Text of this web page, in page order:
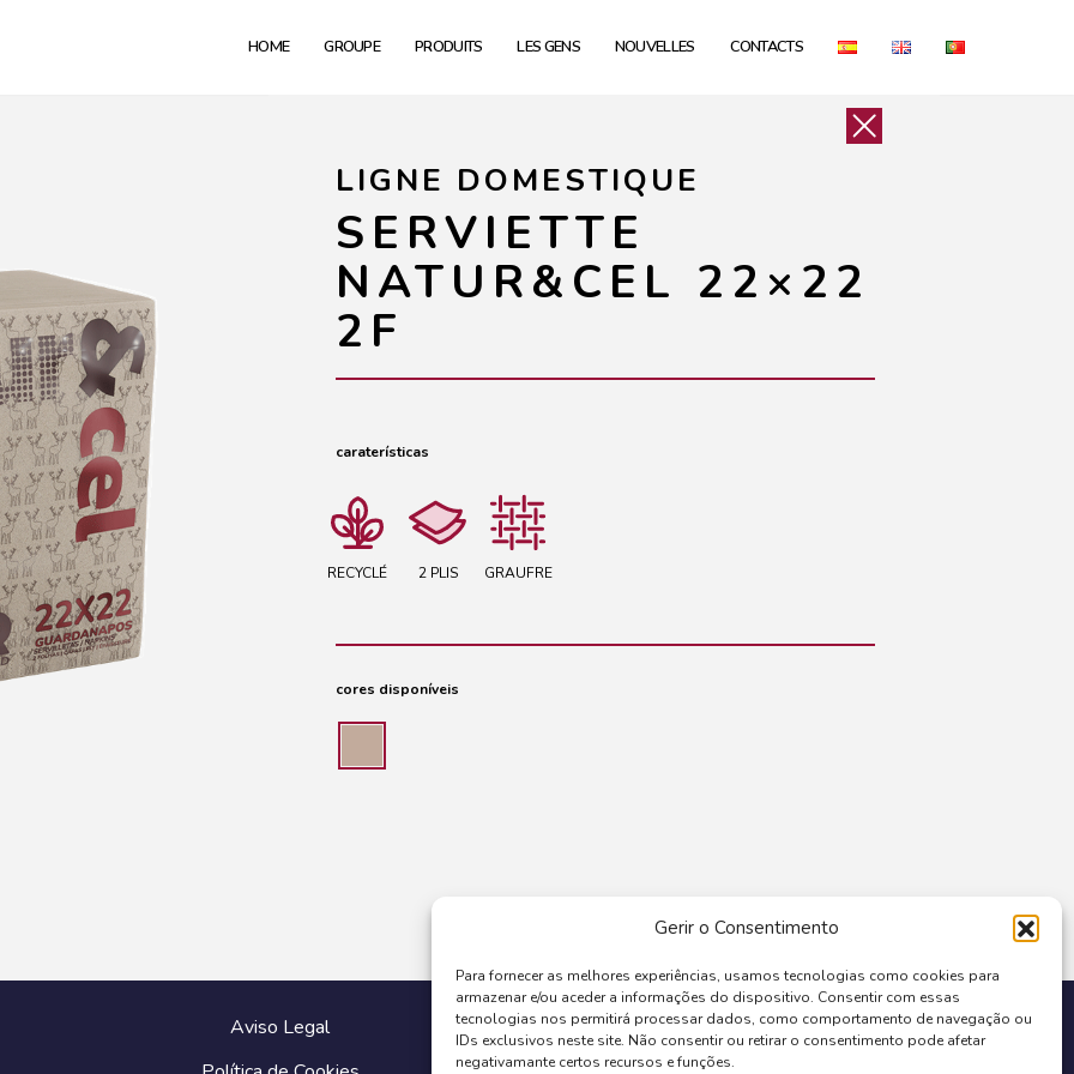
Gerir o Consentimento
Para fornecer as melhores experiências, usamos tecnologias como cookies para
armazenar e/ou aceder a informações do dispositivo. Consentir com essas
tecnologias nos permitirá processar dados, como comportamento de navegação ou
IDs exclusivos neste site. Não consentir ou retirar o consentimento pode afetar
negativamante certos recursos e funções.
HOME GROUPE PRODUITS LES GENS NOUVELLES CONTACTS
LIGNE DOMESTIQUE
SERVIETTE
NATUR&CEL 22×22
2F
caraterísticas
RECYCLÉ 2 PLIS GRAUFRE
cores disponíveis
Aviso Legal